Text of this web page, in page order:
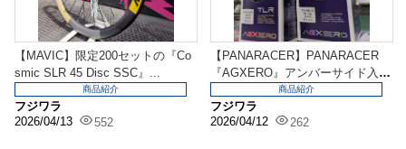
【MAVIC】限定200セットの『Co
smic SLR 45 Disc SSC』...
フジワラ
2026/04/13
552
商品紹介
【PANARACER】PANARACER
『AGXERO』アンバーサイド入荷
フジワラ
2026/04/12
262
商品紹介